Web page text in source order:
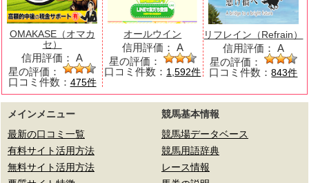
OMAKASE（オマカ
セ）
信用評価： A
星の評価：
口コミ件数： 475件
オールウイン
信用評価： A
星の評価：
口コミ件数： 1,592件
リフレイン（Refrain）
信用評価： A
星の評価：
口コミ件数：843件
メインメニュー
最新の口コミ一覧
有料サイト活用方法
無料サイト活用方法
競馬基本情報
競馬場データベース
競馬用語辞典
レース情報